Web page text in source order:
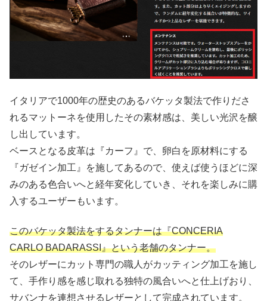
イタリアで1000年の歴史のあるバケッタ製法で作りださ
れるマットーネを使用したその素材感は、美しい光沢を醸
し出しています。
ベースとなる皮革は『カーフ』で、卵白を原材料にする
『ガゼイン加工』を施してあるので、使えば使うほどに深
みのある色合いへと経年変化していき、それを楽しみに購
入するユーザーもいます。
このバケッタ製法をするタンナーは『CONCERIA
CARLO BADARASSI』という老舗のタンナー。
そのレザーにカット専門の職人がカッティング加工を施し
て、手作り感を感じ取れる独特の風合いへと仕上げおり、
サバンナを連想させるレザーとして完成されています。